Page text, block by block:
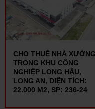
CHO THUÊ NHÀ XƯỞNG
TRONG KHU CÔNG
NGHIỆP LONG HẬU,
LONG AN, DIỆN TÍCH:
22.000 M2, SP: 236-24